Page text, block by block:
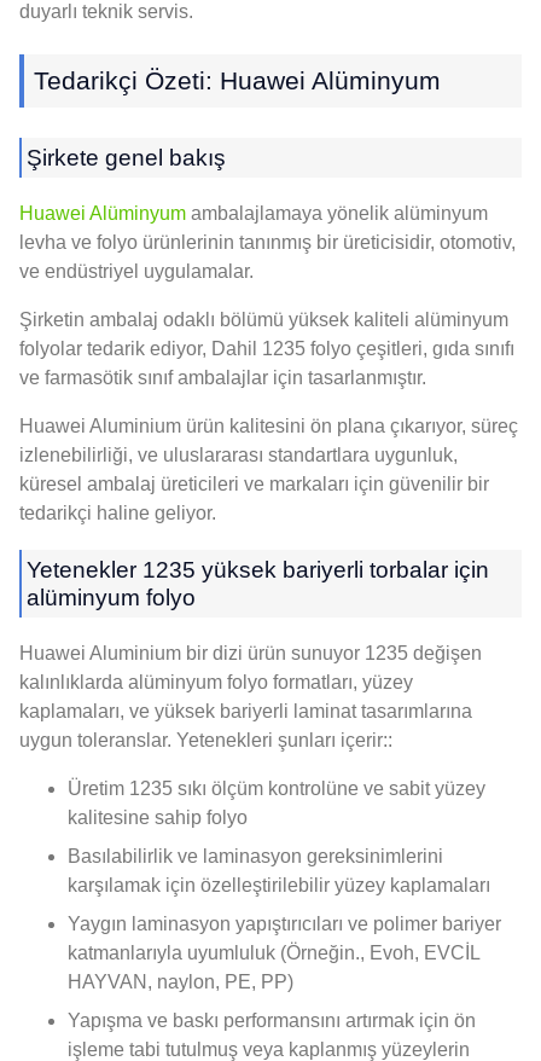
duyarlı teknik servis.
Tedarikçi Özeti: Huawei Alüminyum
Şirkete genel bakış
Huawei Alüminyum ambalajlamaya yönelik alüminyum
levha ve folyo ürünlerinin tanınmış bir üreticisidir, otomotiv,
ve endüstriyel uygulamalar.
Şirketin ambalaj odaklı bölümü yüksek kaliteli alüminyum
folyolar tedarik ediyor, Dahil 1235 folyo çeşitleri, gıda sınıfı
ve farmasötik sınıf ambalajlar için tasarlanmıştır.
Huawei Aluminium ürün kalitesini ön plana çıkarıyor, süreç
izlenebilirliği, ve uluslararası standartlara uygunluk,
küresel ambalaj üreticileri ve markaları için güvenilir bir
tedarikçi haline geliyor.
Yetenekler 1235 yüksek bariyerli torbalar için
alüminyum folyo
Huawei Aluminium bir dizi ürün sunuyor 1235 değişen
kalınlıklarda alüminyum folyo formatları, yüzey
kaplamaları, ve yüksek bariyerli laminat tasarımlarına
uygun toleranslar. Yetenekleri şunları içerir::
Üretim 1235 sıkı ölçüm kontrolüne ve sabit yüzey
kalitesine sahip folyo
Basılabilirlik ve laminasyon gereksinimlerini
karşılamak için özelleştirilebilir yüzey kaplamaları
Yaygın laminasyon yapıştırıcıları ve polimer bariyer
katmanlarıyla uyumluluk (Örneğin., Evoh, EVCİL
HAYVAN, naylon, PE, PP)
Yapışma ve baskı performansını artırmak için ön
işleme tabi tutulmuş veya kaplanmış yüzeylerin